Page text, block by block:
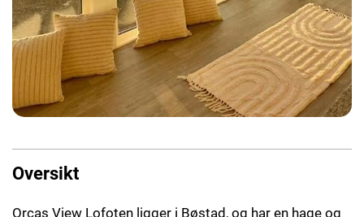
Oversikt
Orcas View Lofoten ligger i Bøstad, og har en hage og